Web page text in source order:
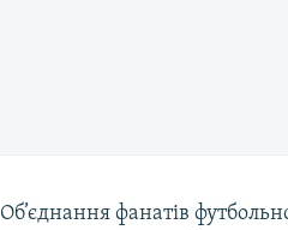
Об’єднання фанатів